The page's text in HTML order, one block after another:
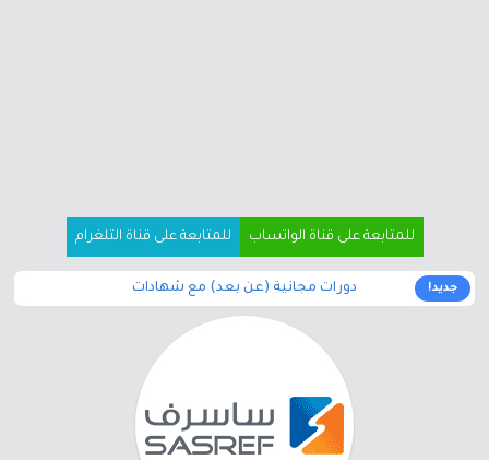
للمتابعة على قناة الواتساب للمتابعة على قناة التلغرام
جديد! دورات مجانية (عن بعد) مع شهادات